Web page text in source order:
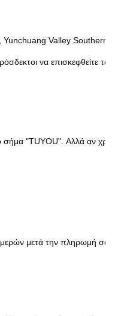
Yunchuang Valley
να επισκεφθείτε το
"TUYOU". Αλλά αν
μετά την πληρωμή σας.